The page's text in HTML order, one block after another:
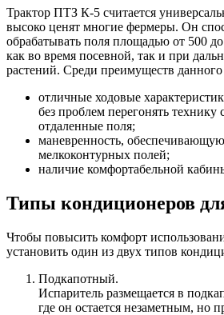
Трактор ПТЗ К-5 считается
высоко ценят многие фермеры. Он
обрабатывать поля площадью от 500
как во время посевной, так и при
растений. Среди преимуществ данного
отличные ходовые
без проблем перегонять технику
отдаленные поля;
маневренность,
мелкоконтурных полей;
наличие комфортабельной
Типы кондиционеров
Чтобы повысить комфорт
установить один из двух типов
Подкапотный.
Испаритель размещается в
где он остается незаметным, но